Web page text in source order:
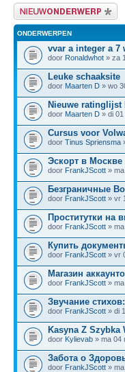
Plaats een nieuw bericht
ONDERWERPEN
vvar a integer a 7
door Ronaldwhot » za
Leuke schaaksite
door Maarten D » wo
Nieuwe ratinglijst
door Maarten D » di
Cursus voor
door Tinus Spriensma
Эскорт в Москве
door FrankJScott »
Безграничные
door FrankJScott » vr
Проститутки на
door FrankJScott »
Купить
door FrankJScott » vr
Магазин
door FrankJScott »
Звучание
door FrankJScott » di
Kasyna Z Szybka
door Kylievab » ma 04
Забота о
door FrankJScott »